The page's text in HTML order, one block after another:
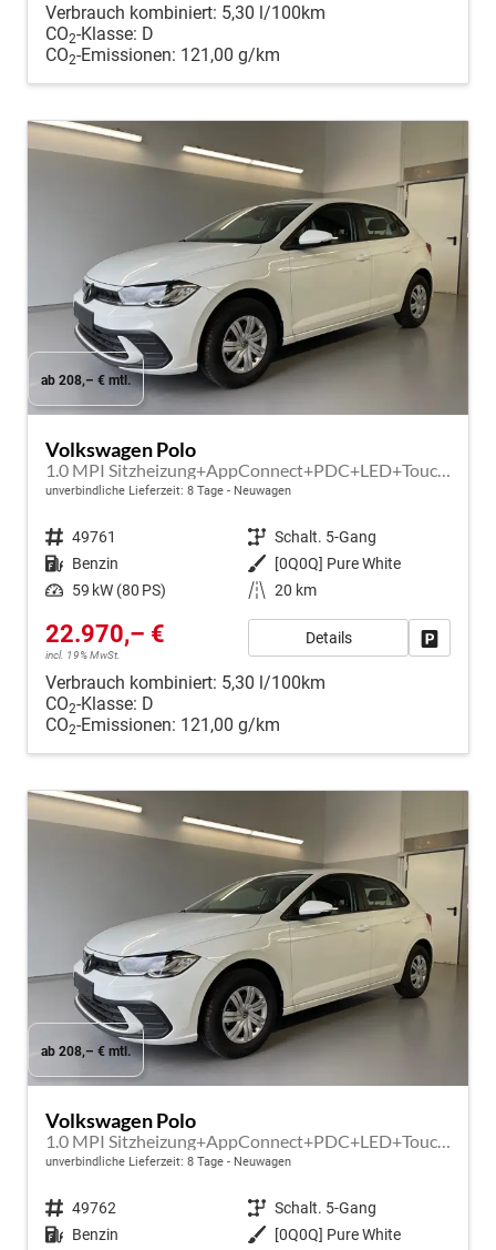
Verbrauch kombiniert: 5,30 l/100km
CO2-Klasse: D
CO2-Emissionen: 121,00 g/km
ab 208,– € mtl.
Volkswagen Polo
1.0 MPI Sitzheizung+AppConnect+PDC+LED+Touch+Lichtsensor+MultiLenkrad
unverbindliche Lieferzeit: 8 Tage Neuwagen
Fahrzeugnr. 49761 Getriebe Schalt. 5-Gang
Kraftstoff Benzin Außenfarbe
[0Q0Q] Pure White
Leistung 59 kW (80 PS) Kilometerstand 20 km
22.970,– €
incl. 19% MwSt.
Details
Verbrauch kombiniert: 5,30 l/100km
CO2-Klasse: D
CO2-Emissionen: 121,00 g/km
ab 208,– € mtl.
Volkswagen Polo
unverbindliche Lieferzeit: 8 Tage Neuwagen
Fahrzeugnr. 49762 Getriebe Schalt. 5-Gang
Kraftstoff Benzin Außenfarbe [0Q0Q] Pure White